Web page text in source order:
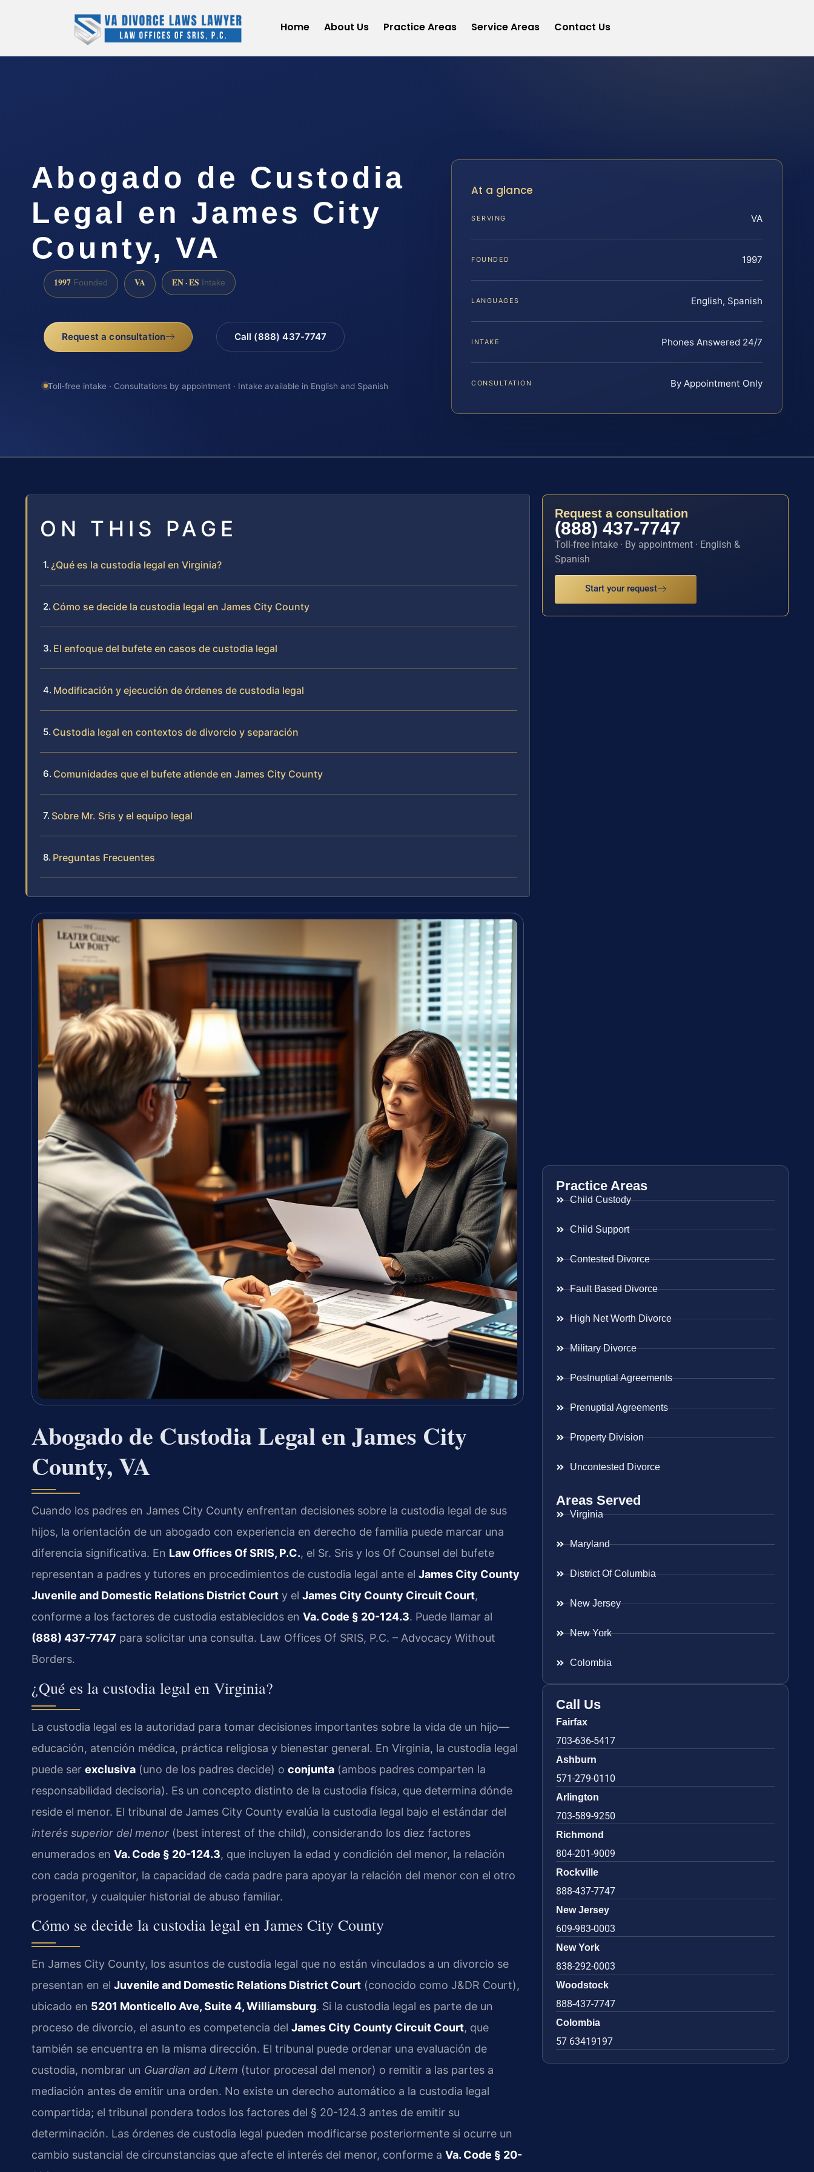
Home About Us Practice Areas Service Areas Contact Us
Abogado de Custodia
Legal en James City
County, VA
1997 Founded VA EN · ES Intake
Request a consultation Call (888) 437-7747
Toll-free intake · Consultations by appointment · Intake available in English and Spanish
At a glance
SERVING VA
FOUNDED 1997
LANGUAGES English, Spanish
INTAKE Phones Answered 24/7
CONSULTATION By Appointment Only
ON THIS PAGE
¿Qué es la custodia legal en Virginia?
Cómo se decide la custodia legal en James City County
El enfoque del bufete en casos de custodia legal
Modificación y ejecución de órdenes de custodia legal
Custodia legal en contextos de divorcio y separación
Comunidades que el bufete atiende en James City County
Sobre Mr. Sris y el equipo legal
Preguntas Frecuentes
Abogado de Custodia Legal en James City
County, VA
Cuando los padres en James City County enfrentan decisiones sobre la custodia legal de sus
hijos, la orientación de un abogado con experiencia en derecho de familia puede marcar una
diferencia significativa. En Law Offices Of SRIS, P.C., el Sr. Sris y los Of Counsel del bufete
representan a padres y tutores en procedimientos de custodia legal ante el James City County
Juvenile and Domestic Relations District Court y el James City County Circuit Court,
conforme a los factores de custodia establecidos en Va. Code § 20-124.3. Puede llamar al
(888) 437-7747 para solicitar una consulta. Law Offices Of SRIS, P.C. – Advocacy Without
Borders.
¿Qué es la custodia legal en Virginia?
La custodia legal es la autoridad para tomar decisiones importantes sobre la vida de un hijo—
educación, atención médica, práctica religiosa y bienestar general. En Virginia, la custodia legal
puede ser exclusiva (uno de los padres decide) o conjunta (ambos padres comparten la
responsabilidad decisoria). Es un concepto distinto de la custodia física, que determina dónde
reside el menor. El tribunal de James City County evalúa la custodia legal bajo el estándar del
interés superior del menor (best interest of the child), considerando los diez factores
enumerados en Va. Code § 20-124.3, que incluyen la edad y condición del menor, la relación
con cada progenitor, la capacidad de cada padre para apoyar la relación del menor con el otro
progenitor, y cualquier historial de abuso familiar.
Cómo se decide la custodia legal en James City County
En James City County, los asuntos de custodia legal que no están vinculados a un divorcio se
presentan en el Juvenile and Domestic Relations District Court (conocido como J&DR Court),
ubicado en 5201 Monticello Ave, Suite 4, Williamsburg. Si la custodia legal es parte de un
proceso de divorcio, el asunto es competencia del James City County Circuit Court, que
también se encuentra en la misma dirección. El tribunal puede ordenar una evaluación de
custodia, nombrar un Guardian ad Litem (tutor procesal del menor) o remitir a las partes a
mediación antes de emitir una orden. No existe un derecho automático a la custodia legal
compartida; el tribunal pondera todos los factores del § 20-124.3 antes de emitir su
determinación. Las órdenes de custodia legal pueden modificarse posteriormente si ocurre un
cambio sustancial de circunstancias que afecte el interés del menor, conforme a Va. Code § 20-
Request a consultation
(888) 437-7747
Toll-free intake · By appointment · English &
Spanish
Start your request
Practice Areas
Child Custody
Child Support
Contested Divorce
Fault Based Divorce
High Net Worth Divorce
Military Divorce
Postnuptial Agreements
Prenuptial Agreements
Property Division
Uncontested Divorce
Areas Served
Virginia
Maryland
District Of Columbia
New Jersey
New York
Colombia
Call Us
Fairfax
703-636-5417
Ashburn
571-279-0110
Arlington
703-589-9250
Richmond
804-201-9009
Rockville
888-437-7747
New Jersey
609-983-0003
New York
838-292-0003
Woodstock
888-437-7747
Colombia
57 63419197